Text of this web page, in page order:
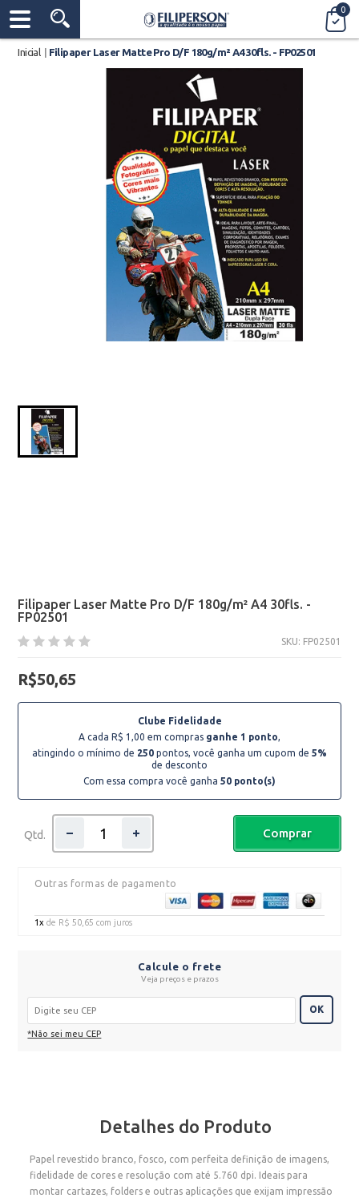
0
Inicial Filipaper Laser Matte Pro D/F 180g/m² A4 30fls. - FP02501
Filipaper Laser Matte Pro D/F 180g/m² A4 30fls. -
FP02501
SKU: FP02501
R$50,65
Clube Fidelidade
A cada R$ 1,00 em compras ganhe 1 ponto,
atingindo o mínimo de 250 pontos, você ganha um cupom de 5%
de desconto
Com essa compra você ganha 50 ponto(s)
Qtd. Comprar
Outras formas de pagamento
1xde R$ 50,65 com juros
Calcule o frete
Veja preços e prazos
OK
*Não sei meu CEP
Detalhes do Produto
Papel revestido branco, fosco, com perfeita definição de imagens,
fidelidade de cores e resolução com até 5.760 dpi. Ideais para
montar cartazes, folders e outras aplicações que exijam impressão